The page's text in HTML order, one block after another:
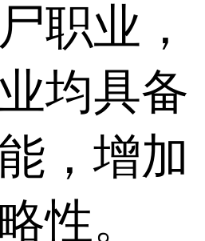
职业，
均具备
，增加
性。